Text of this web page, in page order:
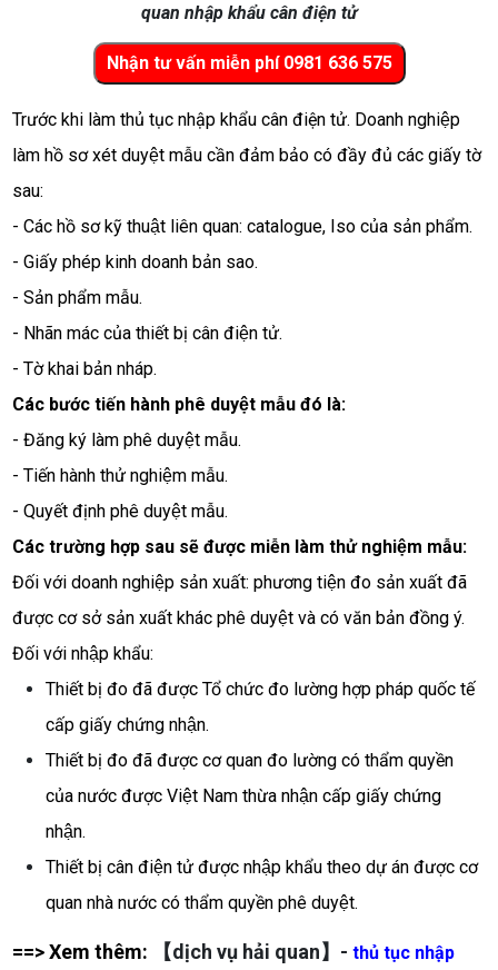
quan nhập khẩu cân điện tử
Trước khi làm thủ tục nhập khẩu cân điện tử. Doanh nghiệp
làm hồ sơ xét duyệt mẫu cần đảm bảo có đầy đủ các giấy tờ
sau:
- Các hồ sơ kỹ thuật liên quan: catalogue, Iso của sản phẩm.
- Giấy phép kinh doanh bản sao.
- Sản phẩm mẫu.
- Nhãn mác của thiết bị cân điện tử.
- Tờ khai bản nháp.
Các bước tiến hành phê duyệt mẫu đó là:
- Đăng ký làm phê duyệt mẫu.
- Tiến hành thử nghiệm mẫu.
- Quyết định phê duyệt mẫu.
Các trường hợp sau sẽ được miễn làm thử nghiệm mẫu:
Đối với doanh nghiệp sản xuất: phương tiện đo sản xuất đã
được cơ sở sản xuất khác phê duyệt và có văn bản đồng ý.
Đối với nhập khẩu:
Thiết bị đo đã được Tổ chức đo lường hợp pháp quốc tế
cấp giấy chứng nhận.
Thiết bị đo đã được cơ quan đo lường có thẩm quyền
của nước được Việt Nam thừa nhận cấp giấy chứng
nhận.
Thiết bị cân điện tử được nhập khẩu theo dự án được cơ
quan nhà nước có thẩm quyền phê duyệt.
==> Xem thêm: 【dịch vụ hải quan】-thủ tục nhập